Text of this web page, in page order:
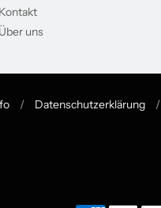
Kontakt
Über uns
/ Datenschutzerklärung /